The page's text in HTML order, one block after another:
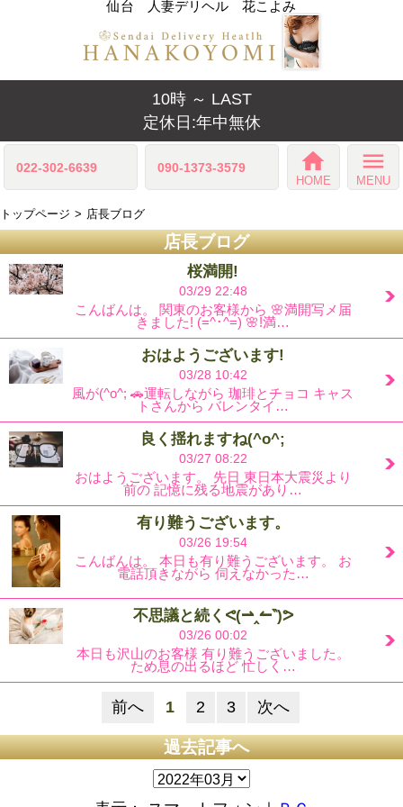
仙台 人妻デリヘル 花こよみ
10時 ～ LAST
定休日:年中無休
022-302-6639 090-1373-3579 home
HOME
menu
MENU
トップページ 店長ブログ
店長ブログ
桜満開!
03/29 22:48
こんばんは。 関東のお客様から 🌸満開写メ届
きました! (=^･^=) 🌸!満…
おはようございます!
03/28 10:42
風が(^o^; 🚗運転しながら 珈琲とチョコ キャス
トさんから バレンタイ…
良く揺れますね(^o^;
03/27 08:22
おはようございます。 先日 東日本大震災より
前の 記憶に残る地震があり…
有り難うございます。
03/26 19:54
こんばんは。 本日も有り難うございます。 お
電話頂きながら 伺えなかった…
不思議と続くᕙ(⇀‸↼‶)ᕗ
03/26 00:02
本日も沢山のお客様 有り難うございました。
ため息の出るほど 忙しく…
前へ 1 2 3 次へ
過去記事へ